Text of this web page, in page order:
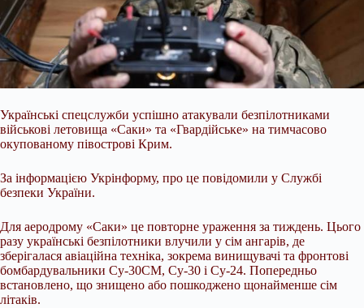
Українські спецслужби успішно атакували безпілотниками
військові летовища «Саки» та «Гвардійське» на тимчасово
окупованому півострові Крим.
За інформацією Укрінформу, про це повідомили у Службі
безпеки України.
Для аеродрому «Саки» це повторне ураження за тиждень. Цього
разу українські безпілотники влучили у сім ангарів, де
зберігалася авіаційна техніка, зокрема винищувачі та фронтові
бомбардувальники Су-30СМ, Су-30 і Су-24. Попередньо
встановлено, що знищено або пошкоджено щонайменше сім
літаків.